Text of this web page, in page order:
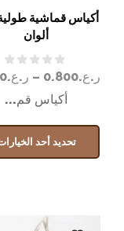
أكياس قماشية
ألوان
ر.ع.0.800
– ر.ع.
أكياس قم...
تحديد أحد